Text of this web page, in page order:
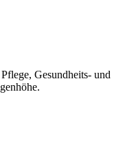
Gesundheits- und